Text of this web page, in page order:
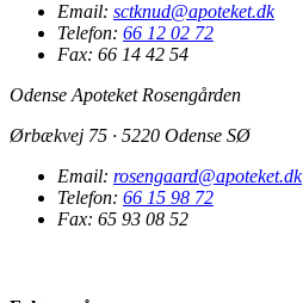
Email: sctknud@apoteket.dk
Telefon: 66 12 02 72
Fax: 66 14 42 54
Odense Apoteket Rosengården
Ørbækvej 75 · 5220 Odense SØ
Email: rosengaard@apoteket.dk
Telefon: 66 15 98 72
Fax: 65 93 08 52